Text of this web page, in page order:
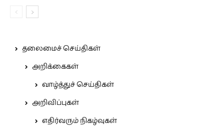
தலைமைச் செய்திகள்
அறிக்கைகள்
வாழ்த்துச் செய்திகள்
அறிவிப்புகள்
எதிர்வரும் நிகழ்வுகள்